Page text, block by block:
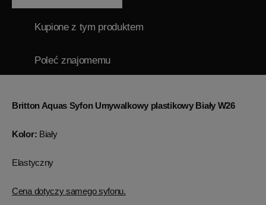
Kupione z tym produktem
Poleć znajomemu
Britton Aquas Syfon Umywalkowy plastikowy Biały W26
Kolor: Biały
Elastyczny
Cena dotyczy samego syfonu.